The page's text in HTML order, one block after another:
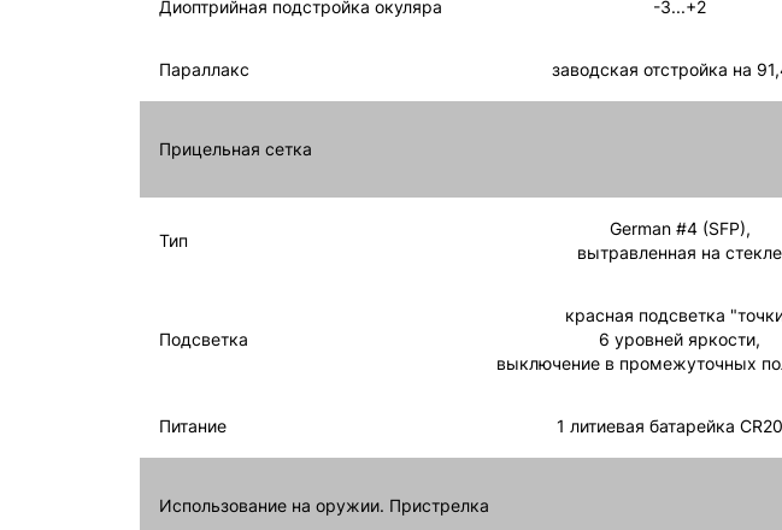
Диоптрийная подстройка окуляра -3...+2
Параллакс заводская отстройка на
Прицельная сетка
Тип
German #4 (SFP),
вытравленная на стекле
Подсветка
красная подсветка
6 уровней яркости,
выключение в промежуточных
Питание 1 литиевая батарейка
Использование на оружии. Пристрелка